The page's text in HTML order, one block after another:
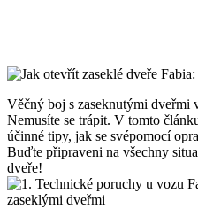
Věčný boj s zaseknutými dveřmi
Nemusíte se trápit. V tomto
účinné tipy, jak se svépomocí
Buďte připraveni na všechny
dveře!